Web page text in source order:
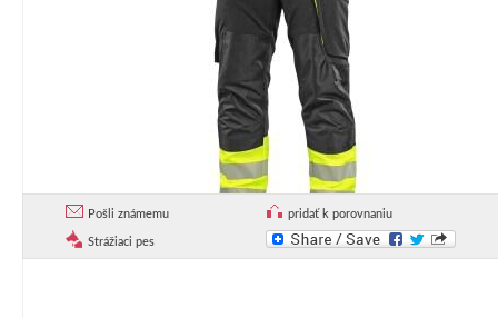
Pošli známemu pridať k porovnaniu
Strážiaci pes